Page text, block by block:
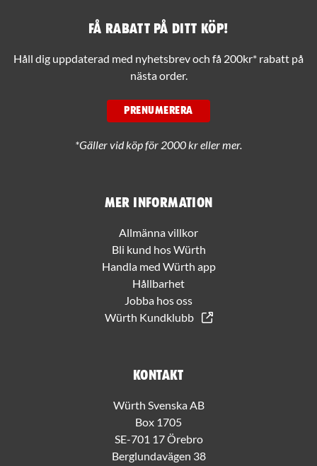
Mer information
Allmänna villkor
Bli kund hos Würth
Handla med Würth app
Hållbarhet
Jobba hos oss
Würth Kundklubb
Kontakt
Würth Svenska AB
Box 1705
SE-701 17 Örebro
Berglundavägen 38
Få rabatt på ditt köp!
Håll dig uppdaterad med nyhetsbrev och få 200kr* rabatt på
nästa order.
PRENUMERERA
*Gäller vid köp för 2000 kr eller mer.